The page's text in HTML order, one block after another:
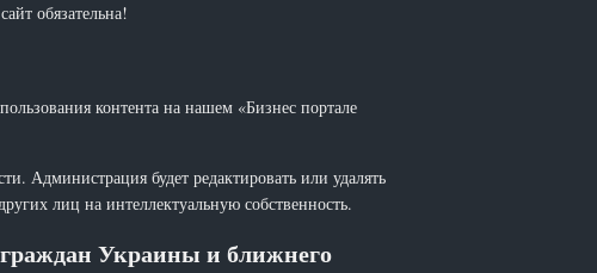
обязательна!
контента на нашем «Бизнес портале
Администрация будет редактировать или удалять
лиц на интеллектуальную собственность.
граждан Украины и ближнего